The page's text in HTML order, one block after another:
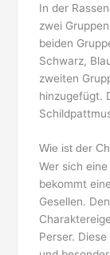
In der
zwei
beiden
Schwarz,
zweiten
hinzugefügt.
Wie ist der
Wer sich
bekommt
Gesellen.
Perser.